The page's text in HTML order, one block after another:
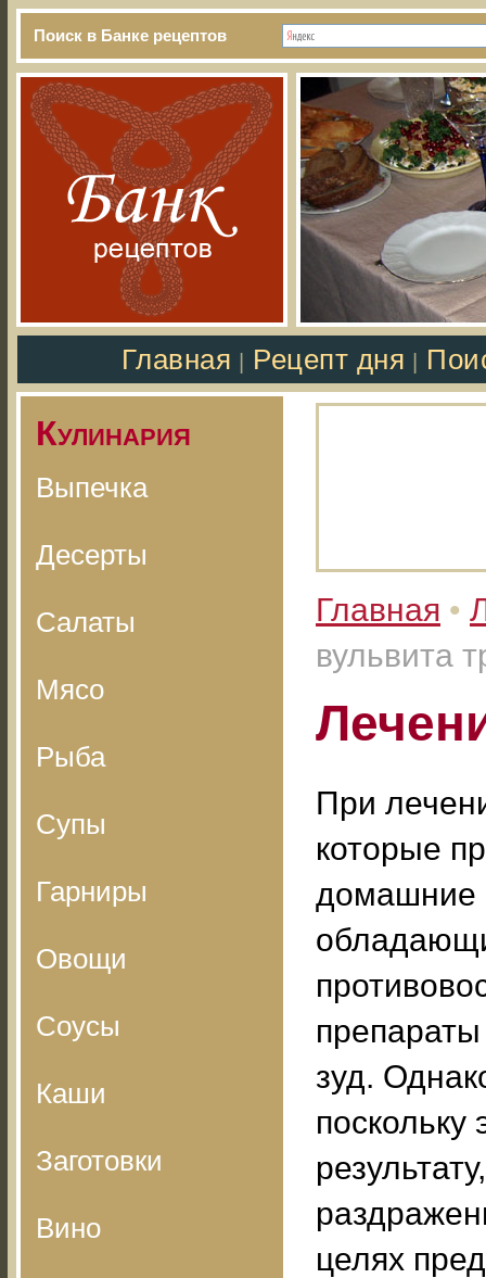
Поиск в Банке рецептов
Главная Рецепт дня
Кулинария
Выпечка
Десерты
Салаты
Мясо
Рыба
Супы
Гарниры
Овощи
Соусы
Каши
Заготовки
Вино
Главная •
вульвита
При
которые
домашние
зуд.
поскольку
целях